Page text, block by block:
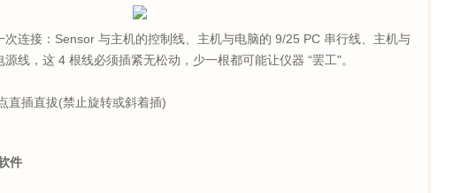
次连接：Sensor 与主机的控制线、主机与电脑的 9/25 PC 串行线、主机与
线，这 4 根线必须插紧无松动，少一根都可能让仪器 “罢工"。
直插直拔(禁止旋转或斜着插)
件